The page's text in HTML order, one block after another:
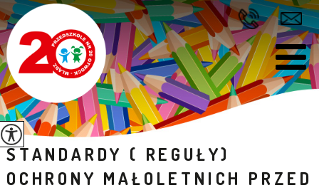
STANDARDY ( REGUŁY)
OCHRONY MAŁOLETNICH PRZED